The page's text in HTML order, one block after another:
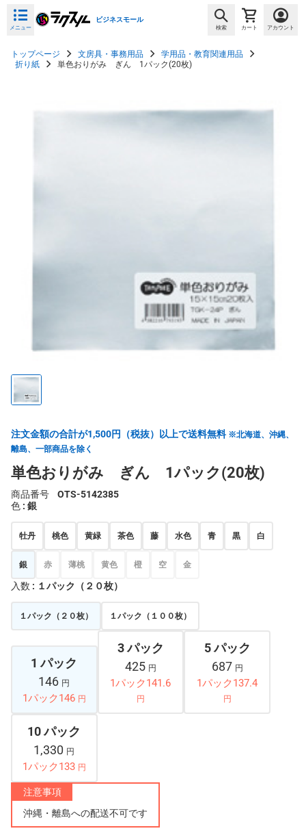
メニュー
ビジネスモール
検索 カート アカウント
トップページ 文房具・事務用品
学用品・教育関連用品
折り紙
単色おりがみ ぎん 1パック(20枚)
注文金額の合計が1,500円（税抜）以上で送料無料 ※北海道、沖縄、
離島、一部商品を除く
単色おりがみ ぎん 1パック(20枚)
商品番号
OTS-5142385
色 : 銀
牡丹 桃色 黄緑 茶色 藤 水色 青 黒 白
銀 赤 薄桃 黄色 橙 空 金
入数 : １パック（２０枚）
１パック（２０枚） １パック（１００枚）
1 パック
146 円
1パック146 円
3 パック
425 円
1パック141.6
円
5 パック
687 円
1パック137.4
円
10 パック
1,330 円
1パック133 円
注意事項
沖縄・離島への配送不可です